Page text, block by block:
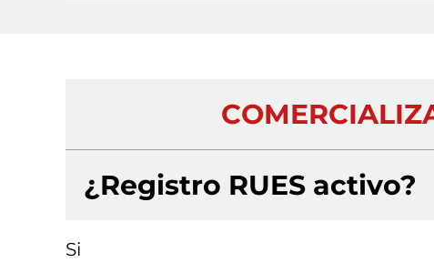
¿Registro RUES activo?
Si